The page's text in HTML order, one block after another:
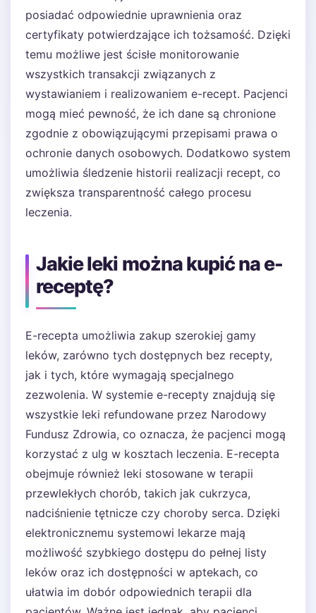
posiadać odpowiednie uprawnienia oraz
certyfikaty potwierdzające ich tożsamość. Dzięki
temu możliwe jest ścisłe monitorowanie
wszystkich transakcji związanych z
wystawianiem i realizowaniem e-recept. Pacjenci
mogą mieć pewność, że ich dane są chronione
zgodnie z obowiązującymi przepisami prawa o
ochronie danych osobowych. Dodatkowo system
umożliwia śledzenie historii realizacji recept, co
zwiększa transparentność całego procesu
leczenia.
Jakie leki można kupić na e-
receptę?
E-recepta umożliwia zakup szerokiej gamy
leków, zarówno tych dostępnych bez recepty,
jak i tych, które wymagają specjalnego
zezwolenia. W systemie e-recepty znajdują się
wszystkie leki refundowane przez Narodowy
Fundusz Zdrowia, co oznacza, że pacjenci mogą
korzystać z ulg w kosztach leczenia. E-recepta
obejmuje również leki stosowane w terapii
przewlekłych chorób, takich jak cukrzyca,
nadciśnienie tętnicze czy choroby serca. Dzięki
elektronicznemu systemowi lekarze mają
możliwość szybkiego dostępu do pełnej listy
leków oraz ich dostępności w aptekach, co
ułatwia im dobór odpowiednich terapii dla